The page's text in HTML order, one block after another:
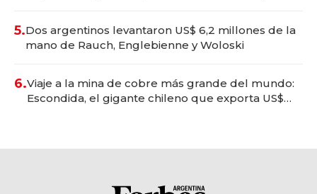
5.Dos argentinos levantaron US$ 6,2 millones de la
mano de Rauch, Englebienne y Woloski
6.Viaje a la mina de cobre más grande del mundo:
Escondida, el gigante chileno que exporta US$